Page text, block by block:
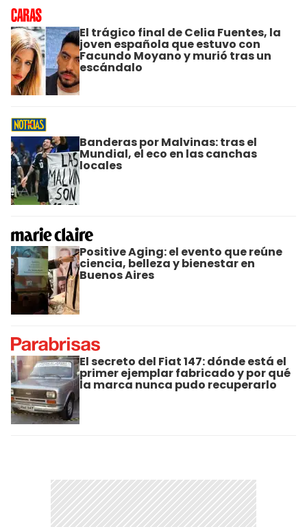
El trágico final de Celia Fuentes, la
joven española que estuvo con
Facundo Moyano y murió tras un
escándalo
Banderas por Malvinas: tras el
Mundial, el eco en las canchas
locales
Positive Aging: el evento que reúne
ciencia, belleza y bienestar en
Buenos Aires
El secreto del Fiat 147: dónde está el
primer ejemplar fabricado y por qué
la marca nunca pudo recuperarlo